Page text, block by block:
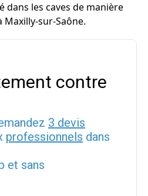
les caves de manière
sur-Saône.
contre
3 devis
professionnels dans
et sans